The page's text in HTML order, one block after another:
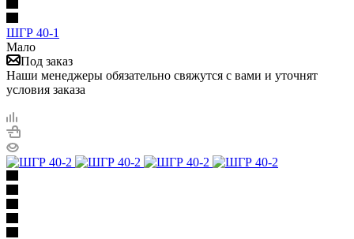
ШГР 40-1
Мало
Под заказ
Наши менеджеры обязательно свяжутся с вами и уточнят
условия заказа